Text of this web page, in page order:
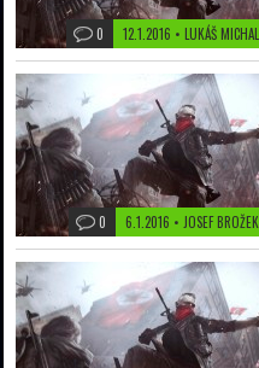
12.1.2016 • LUKÁŠ MICHAL
0
6.1.2016 • JOSEF BROŽEK
0